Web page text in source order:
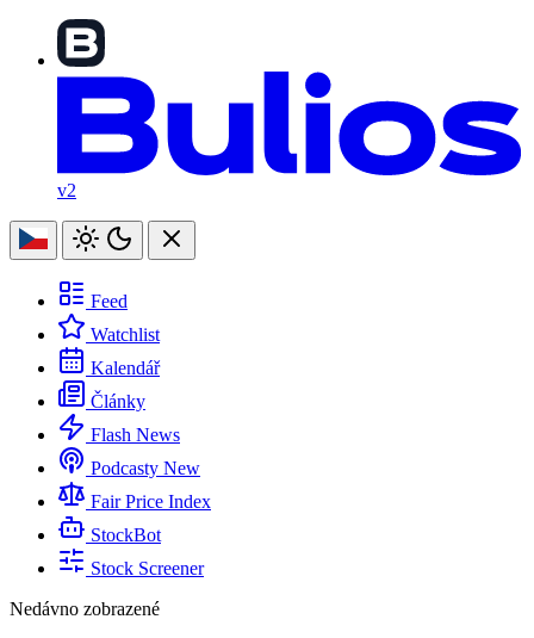
v2
Feed
Watchlist
Kalendář
Články
Flash News
Podcasty New
Fair Price Index
StockBot
Stock Screener
Nedávno zobrazené